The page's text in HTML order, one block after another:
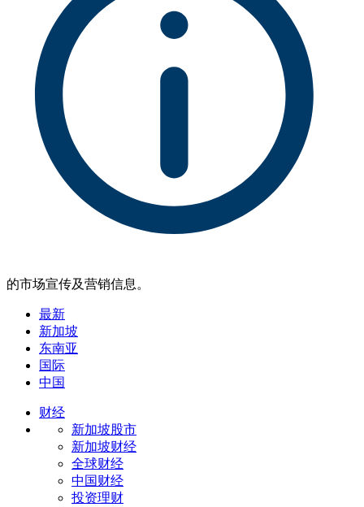
的市场宣传及营销信息。
最新
新加坡
东南亚
国际
中国
财经
新加坡股市
新加坡财经
全球财经
中国财经
投资理财